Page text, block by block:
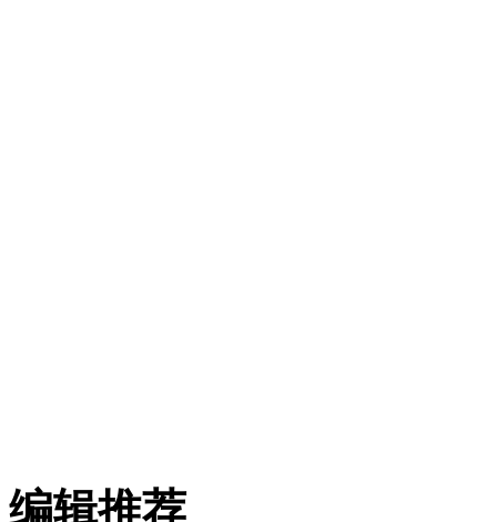
编辑推荐